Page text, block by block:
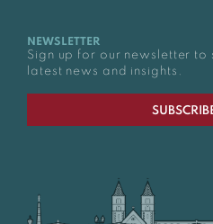
NEWSLETTER
Sign up for our newsletter to
latest news and insights.